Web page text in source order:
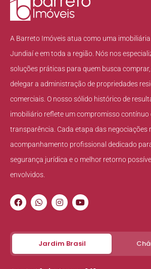
A Barreto Imóveis atua como uma
Jundiaí e em toda a região. Nós nos
soluções práticas para quem busca
delegar a administração de propriedades
comerciais. O nosso sólido histórico de
imobiliário reflete um compromisso contínuo
transparência. Cada etapa das negociações
acompanhamento profissional dedicado
segurança jurídica e o melhor retorno
envolvidos.
Jardim Brasil